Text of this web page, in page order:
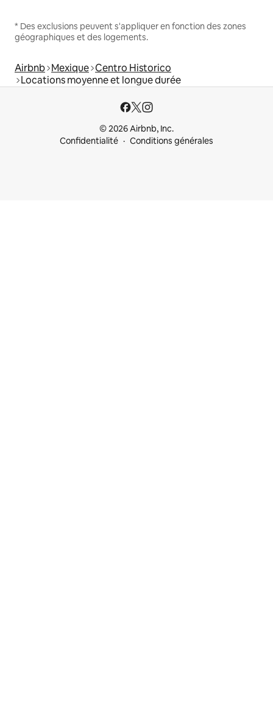
* Des exclusions peuvent s'appliquer en fonction des zones
géographiques et des logements.
Airbnb Mexique Centro Historico
Locations moyenne et longue durée
© 2026 Airbnb, Inc.
Confidentialité
Conditions générales